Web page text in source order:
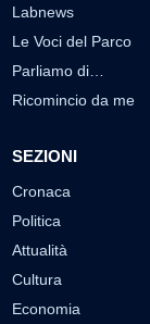
Labnews
Le Voci del Parco
Parliamo di…
Ricomincio da me
SEZIONI
Cronaca
Politica
Attualità
Cultura
Economia